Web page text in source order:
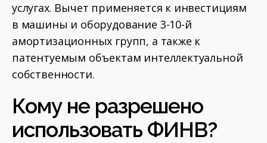
услугах. Вычет применяется к инвестициям
в машины и оборудование 3-10-й
амортизационных групп, а также к
патентуемым объектам интеллектуальной
собственности.
Кому не разрешено
использовать ФИНВ?